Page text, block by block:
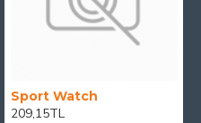
Sport Watch
209,15TL